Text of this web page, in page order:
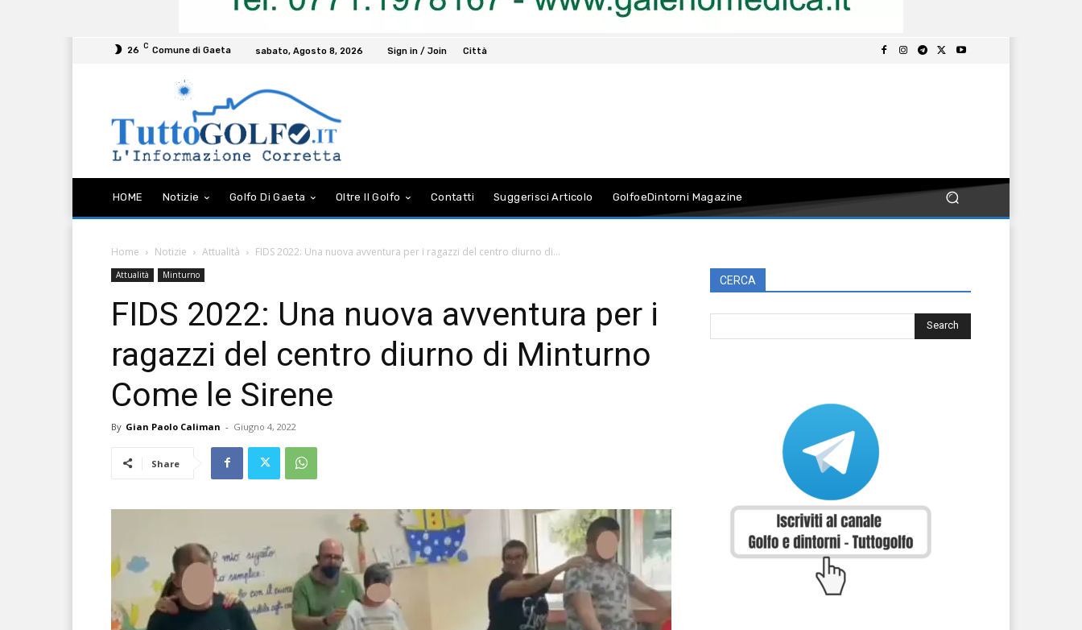
26 C Comune di Gaeta sabato, Agosto 8, 2026 Sign in / Join Città
HOME Notizie Golfo Di Gaeta Oltre Il Golfo Contatti Suggerisci Articolo GolfoeDintorni Magazine
Home Notizie Attualità FIDS 2022: Una nuova avventura per i ragazzi del centro diurno di...
Attualità Minturno
FIDS 2022: Una nuova avventura per i
ragazzi del centro diurno di Minturno
Come le Sirene
By Gian Paolo Caliman - Giugno 4, 2022
Share
CERCA